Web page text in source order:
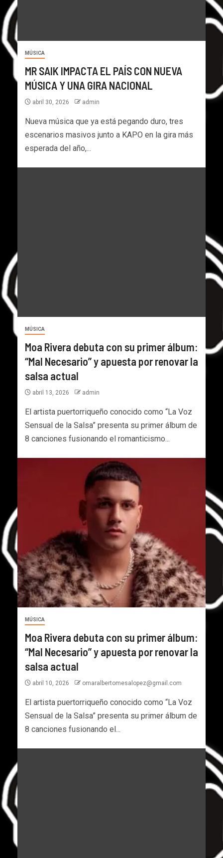
MÚSICA
MR SAIK IMPACTA EL PAÍS CON NUEVA
MÚSICA Y UNA GIRA NACIONAL
abril 30, 2026 admin
Nueva música que ya está pegando duro, tres
escenarios masivos junto a KAPO en la gira más
esperada del año,...
MÚSICA
Moa Rivera debuta con su primer álbum:
“Mal Necesario” y apuesta por renovar la
salsa actual
abril 13, 2026 admin
El artista puertorriqueño conocido como “La Voz
Sensual de la Salsa” presenta su primer álbum de
8 canciones fusionando el romanticismo...
MÚSICA
Moa Rivera debuta con su primer álbum:
“Mal Necesario” y apuesta por renovar la
salsa actual
abril 10, 2026 omaralbertomesalopez@gmail.com
El artista puertorriqueño conocido como “La Voz
Sensual de la Salsa” presenta su primer álbum de
8 canciones fusionando el...